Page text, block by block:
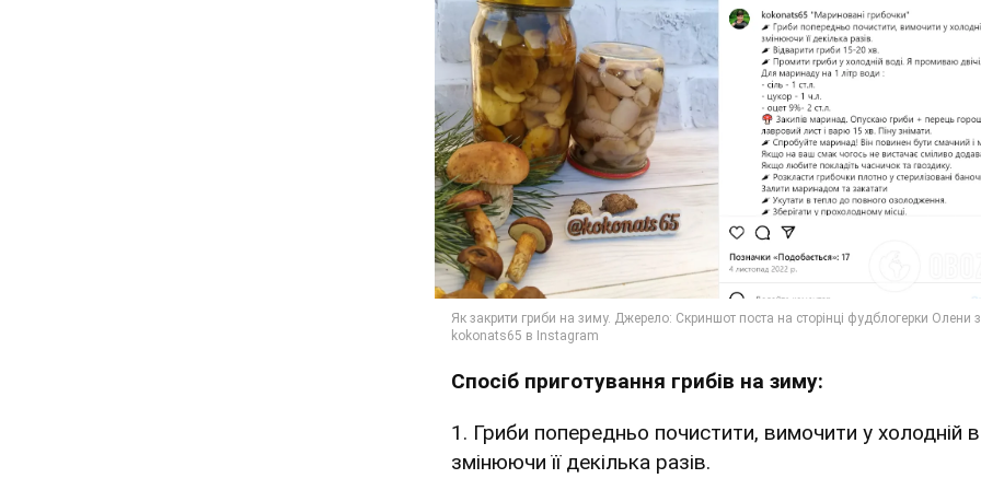
Спосіб приготування грибів на зиму:
1. Гриби попередньо почистити, вимочити у холодній
змінюючи її декілька разів.